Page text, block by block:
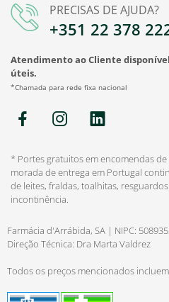
PRECISAS DE AJUDA?
+351 22 378
Atendimento ao Cliente disponível
úteis.
*Chamada para rede fixa nacional
* Portes gratuitos em encomendas
morada de entrega em Portugal
de leites, fraldas, toalhitas,
incontinência.
Farmácia d'Arrábida, SA | NIPC:
Direção Técnica: Dra Marta Valdrez
Todos os preços mencionados incluem